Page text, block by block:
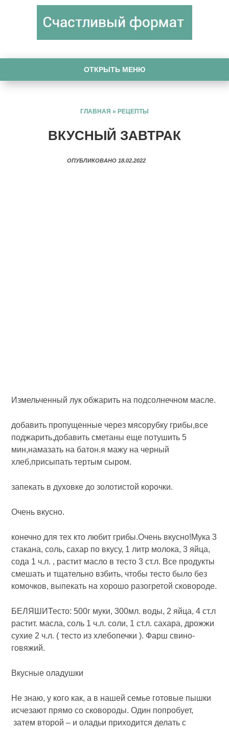
ОТКРЫТЬ МЕНЮ
ГЛАВНАЯ » РЕЦЕПТЫ
ВКУСНЫЙ ЗАВТРАК
ОПУБЛИКОВАНО 18.02.2022
Измельченный лук обжарить на подсолнечном масле.
добавить пропущенные через мясорубку грибы,все
поджарить,добавить сметаны еще потушить 5
мин,намазать на батон.я мажу на черный
хлеб,присыпать тертым сыром.
запекать в духовке до золотистой корочки.
Очень вкусно.
конечно для тех кто любит грибы.Очень вкусно!Мука 3
стакана, соль, сахар по вкусу, 1 литр молока, 3 яйца,
сода 1 ч.л. , растит масло в тесто 3 ст.л. Все продукты
смешать и тщательно взбить, чтобы тесто было без
комочков, выпекать на хорошо разогретой сковороде.
БЕЛЯШИТесто: 500г муки, 300мл. воды, 2 яйца, 4 ст.л
растит. масла, соль 1 ч.л. соли, 1 ст.л. сахара, дрожжи
сухие 2 ч.л. ( тесто из хлебопечки ). Фарш свино-
говяжий.
Вкусные оладушки
Не знаю, у кого как, а в нашей семье готовые пышки
исчезают прямо со сковороды. Один попробует,
затем второй – и оладьи приходится делать с